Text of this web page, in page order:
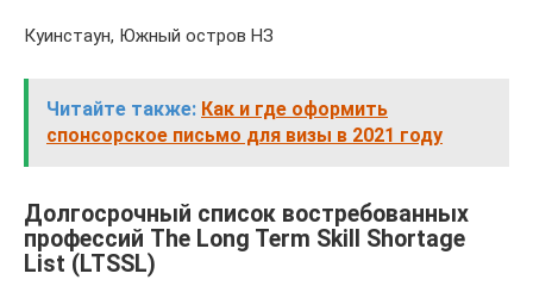
Куинстаун, Южный остров НЗ
Читайте также: Как и где оформить
спонсорское письмо для визы в 2021 году
Долгосрочный список востребованных
профессий The Long Term Skill Shortage
List (LTSSL)